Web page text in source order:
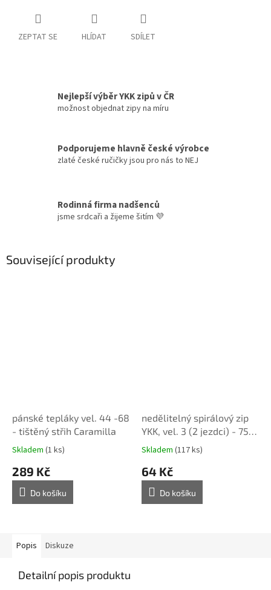
ZEPTAT SE HLÍDAT SDÍLET
Nejlepší výběr YKK zipů v ČR
možnost objednat zipy na míru
Podporujeme hlavně české výrobce
zlaté české ručičky jsou pro nás to NEJ
Rodinná firma nadšenců
jsme srdcaři a žijeme šitím 💜
Související produkty
pánské tepláky vel. 44 -68
- tištěný střih Caramilla
Skladem (1 ks)
289 Kč
Do košíku
nedělitelný spirálový zip
YKK, vel. 3 (2 jezdci) - 75
cm, bílý
Skladem (117 ks)
64 Kč
Do košíku
Popis Diskuze
Detailní popis produktu